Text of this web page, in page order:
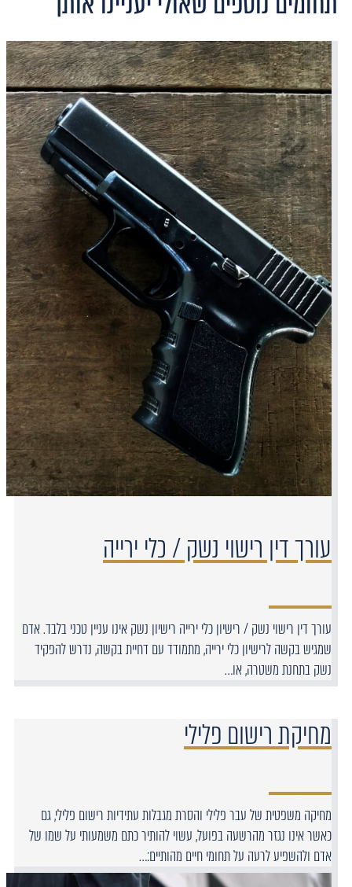
עורך דין רישוי נשק / כלי ירייה
עורך דין רישוי נשק / רישיון כלי ירייה רישיון נשק אינו עניין טכני בלבד. אדם
שמגיש בקשה לרישיון כלי ירייה, מתמודד עם דחיית בקשה, נדרש להפקיד
נשק בתחנת משטרה, או…
מחיקת רישום פלילי
מחיקה משפטית של עבר פלילי והסרת מגבלות עתידיות רישום פלילי, גם
כאשר אינו נגזר מהרשעה בפועל, עשוי להותיר כתם משמעותי על שמו של
אדם ולהשפיע לרעה על תחומי חיים מהותיים:…